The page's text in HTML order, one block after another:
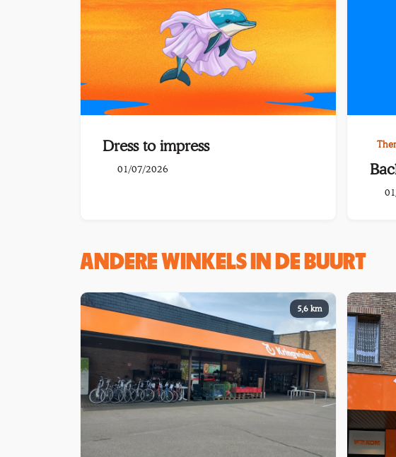
Dress to impress
01/07/2026
ANDERE WINKELS IN DE BUURT
5,6 km